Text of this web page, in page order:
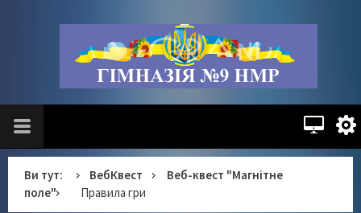
Ви тут: ВебКвест
Веб-квест "Магнітне
поле"
Правила гри